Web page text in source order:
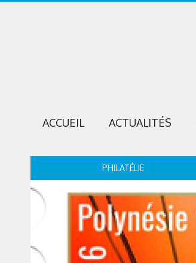
ACCUEIL ACTUALITÉS
PHILATÉLIE